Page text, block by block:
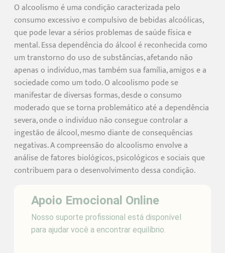
O alcoolismo é uma condição caracterizada pelo
consumo excessivo e compulsivo de bebidas alcoólicas,
que pode levar a sérios problemas de saúde física e
mental. Essa dependência do álcool é reconhecida como
um transtorno do uso de substâncias, afetando não
apenas o indivíduo, mas também sua família, amigos e a
sociedade como um todo. O alcoolismo pode se
manifestar de diversas formas, desde o consumo
moderado que se torna problemático até a dependência
severa, onde o indivíduo não consegue controlar a
ingestão de álcool, mesmo diante de consequências
negativas. A compreensão do alcoolismo envolve a
análise de fatores biológicos, psicológicos e sociais que
contribuem para o desenvolvimento dessa condição.
Apoio Emocional Online
Nosso suporte profissional está disponível
para ajudar você a encontrar equilíbrio.